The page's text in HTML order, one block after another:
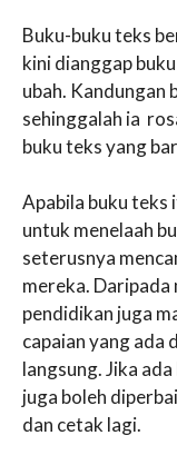
Buku-buku teks
kini dianggap
ubah. Kandungan
sehinggalah ia
buku teks yang
Apabila buku teks
untuk menelaah
seterusnya
mereka. Daripada
pendidikan juga
capaian yang ada
langsung. Jika
juga boleh
dan cetak lagi.